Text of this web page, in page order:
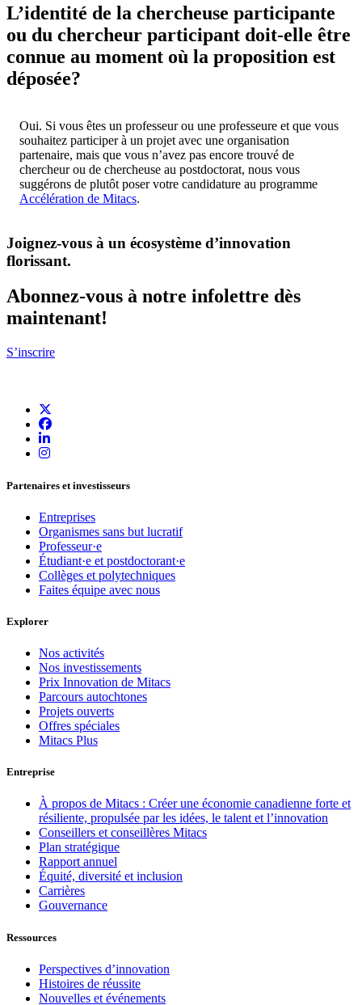
L’identité de la chercheuse participante
ou du chercheur participant doit-elle être
connue au moment où la proposition est
déposée?
Oui. Si vous êtes un professeur ou une professeure et que vous
souhaitez participer à un projet avec une organisation
partenaire, mais que vous n’avez pas encore trouvé de
chercheur ou de chercheuse au postdoctorat, nous vous
suggérons de plutôt poser votre candidature au programme
Accélération de Mitacs.
Joignez-vous à un écosystème d’innovation
florissant.
Abonnez-vous à notre infolettre dès
maintenant!
S’inscrire
Partenaires et investisseurs
Entreprises
Organismes sans but lucratif
Professeur·e
Étudiant·e et postdoctorant·e
Collèges et polytechniques
Faites équipe avec nous
Explorer
Nos activités
Nos investissements
Prix Innovation de Mitacs
Parcours autochtones
Projets ouverts
Offres spéciales
Mitacs Plus
Entreprise
À propos de Mitacs : Créer une économie canadienne forte et
résiliente, propulsée par les idées, le talent et l’innovation
Conseillers et conseillères Mitacs
Plan stratégique
Rapport annuel
Équité, diversité et inclusion
Carrières
Gouvernance
Ressources
Perspectives d’innovation
Histoires de réussite
Nouvelles et événements